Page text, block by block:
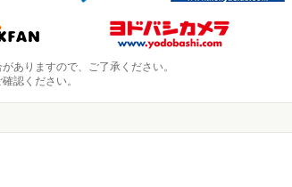
ありますので、ご了承ください。
認ください。